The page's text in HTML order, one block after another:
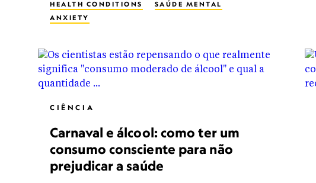
HEALTH CONDITIONS
SAÚDE MENTAL
ANXIETY
CIÊNCIA
Carnaval e álcool: como ter um
consumo consciente para não
prejudicar a saúde